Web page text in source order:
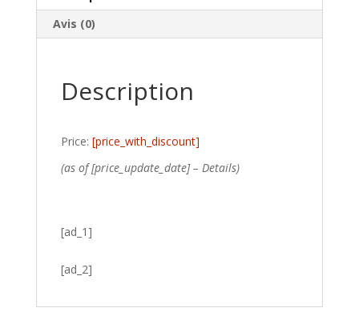
Avis (0)
Description
Price: [price_with_discount]
(as of [price_update_date] – Details)
[ad_1]
[ad_2]